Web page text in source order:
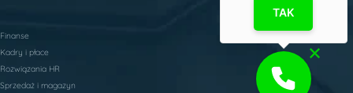
Finanse
Kadry i płace
Rozwiązania HR
Sprzedaż i magazyn
TAK